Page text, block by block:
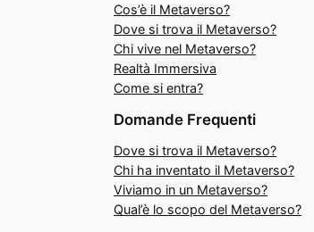
Cos’è il Metaverso?
Dove si trova il Metaverso?
Chi vive nel Metaverso?
Realtà Immersiva
Come si entra?
Domande Frequenti
Dove si trova il Metaverso?
Chi ha inventato il Metaverso?
Viviamo in un Metaverso?
Qual’è lo scopo del Metaverso?